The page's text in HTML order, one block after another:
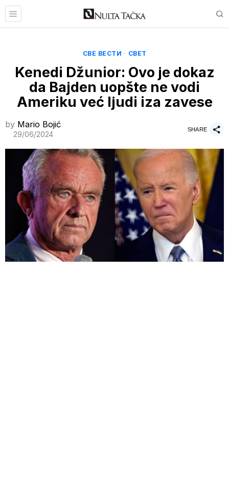
СВЕ ВЕСТИ · СВЕТ
Kenedi Džunior: Ovo je dokaz
da Bajden uopšte ne vodi
Ameriku već ljudi iza zavese
by Mario Bojić
29/06/2024
SHARE